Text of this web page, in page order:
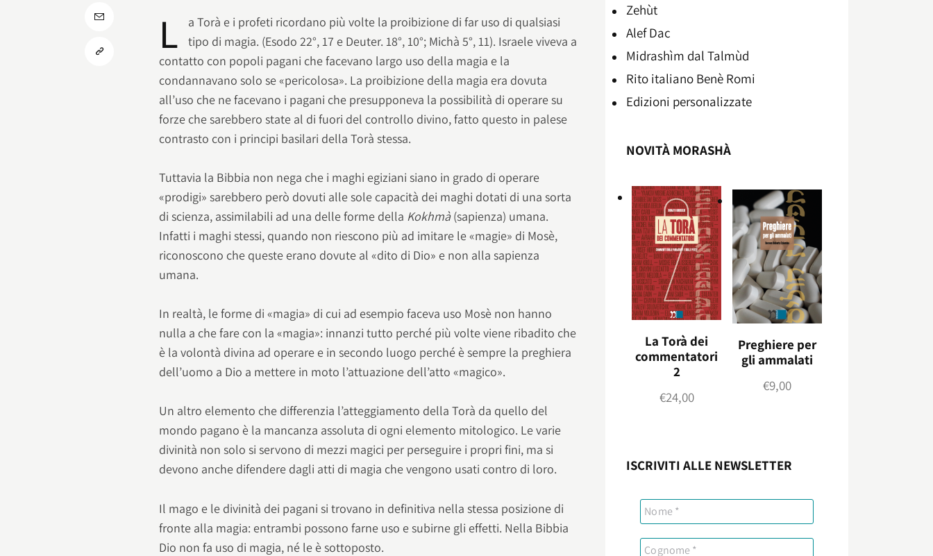
L
a Torà e i profeti ricordano più volte la proibizione di far uso di qualsiasi
tipo di magia. (Esodo 22°, 17 e Deuter. 18°, 10°; Michà 5°, 11). Israele viveva a
contatto con popoli pagani che facevano largo uso della magia e la
condannavano solo se «pericolosa». La proibizione della magia era dovuta
all’uso che ne facevano i pagani che presupponeva la possibilità di operare su
forze che sarebbero state al di fuori del controllo divino, fatto questo in palese
contrasto con i principi basilari della Torà stessa.
Tuttavia la Bibbia non nega che i maghi egiziani siano in grado di operare
«prodigi» sarebbero però dovuti alle sole capacità dei maghi dotati di una sorta
di scienza, assimilabili ad una delle forme della Kokhmà(sapienza) umana.
Infatti i maghi stessi, quando non riescono più ad imitare le «magie» di Mosè,
riconoscono che queste erano dovute al «dito di Dio» e non alla sapienza
umana.
In realtà, le forme di «magia» di cui ad esempio faceva uso Mosè non hanno
nulla a che fare con la «magia»: innanzi tutto perché più volte viene ribadito che
è la volontà divina ad operare e in secondo luogo perché è sempre la preghiera
dell’uomo a Dio a mettere in moto l’attuazione dell’atto «magico».
Un altro elemento che differenzia l’atteggiamento della Torà da quello del
mondo pagano è la mancanza assoluta di ogni elemento mitologico. Le varie
divinità non solo si servono di mezzi magici per perseguire i propri fini, ma si
devono anche difendere dagli atti di magia che vengono usati contro di loro.
Il mago e le divinità dei pagani si trovano in definitiva nella stessa posizione di
fronte alla magia: entrambi possono farne uso e subirne gli effetti. Nella Bibbia
Dio non fa uso di magia, né le è sottoposto.
Zehùt
Alef Dac
Midrashìm dal Talmùd
Rito italiano Benè Romi​
Edizioni personalizzate
NOVITÀ MORASHÀ
La Torà dei
commentatori
2
€24,00
Preghiere per
gli ammalati
€9,00
ISCRIVITI ALLE NEWSLETTER